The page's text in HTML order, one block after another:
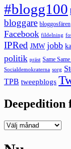
#blogg100
bloggare bloggosfären
Facebook fildelning
IPRed JMW jobb
politik präst Same
Socialdemokraterna sorg
TPB tweepblogs
Deepedition
Deepedition